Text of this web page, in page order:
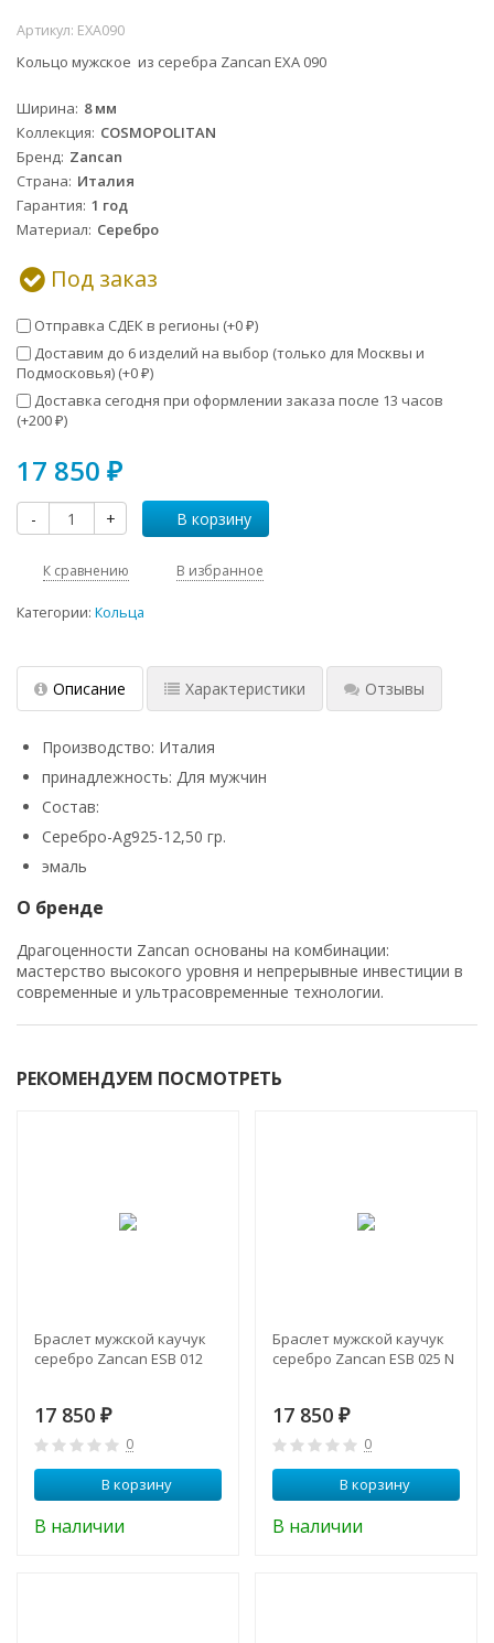
Артикул: EXA090
Кольцо мужское из серебра Zancan EXA 090
Ширина 8 мм
Коллекция COSMOPOLITAN
Бренд Zancan
Страна Италия
Гарантия 1 год
Материал Серебро
Под заказ
Отправка СДЕК в регионы (+0 ₽)
Доставим до 6 изделий на выбор (только для Москвы и
Подмосковья) (+0 ₽)
Доставка сегодня при оформлении заказа после 13 часов
(+200 ₽)
17 850 ₽
- + В корзину
К сравнению В избранное
Категории: Кольца
Описание Характеристики Отзывы
Производство: Италия
принадлежность: Для мужчин
Состав:
Серебро-Ag925-12,50 гр.
эмаль
О бренде
Драгоценности Zancan основаны на комбинации:
мастерство высокого уровня и непрерывные инвестиции в
современные и ультрасовременные технологии.
РЕКОМЕНДУЕМ ПОСМОТРЕТЬ
Браслет мужской каучук
серебро Zancan ESB 012
17 850 ₽
0
В корзину
В наличии
Браслет мужской каучук
серебро Zancan ESB 025 N
17 850 ₽
0
В корзину
В наличии